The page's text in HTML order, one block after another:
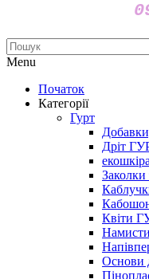
Menu
Початок
Категорії
Гурт
Дріт
Квіти
Основи